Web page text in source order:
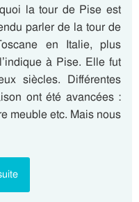
la tour de Pise est
parler de la tour de
en Italie, plus
à Pise. Elle fut
siècles. Différentes
ont été avancées :
meuble etc. Mais nous